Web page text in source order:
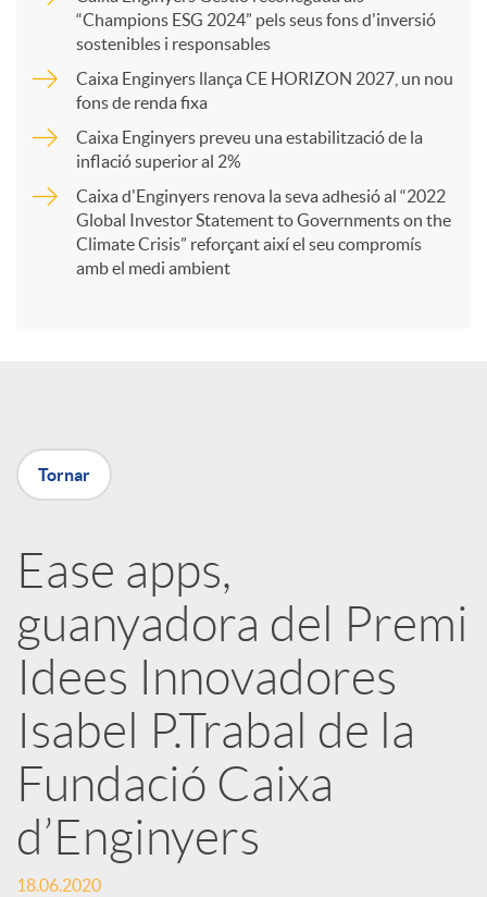
r
X
a
r
x
e
s
S
“Champions ESG 2024” pels seus fons d'inversió
sostenibles i responsables
Caixa Enginyers llança CE HORIZON 2027, un nou
fons de renda fixa
Caixa Enginyers preveu una estabilització de la
inflació superior al 2%
Caixa d'Enginyers renova la seva adhesió al “2022
Global Investor Statement to Governments on the
Climate Crisis” reforçant així el seu compromís
amb el medi ambient
Tornar
Ease apps,
guanyadora del Premi
Idees Innovadores
Isabel P.Trabal de la
Fundació Caixa
d’Enginyers
18.06.2020